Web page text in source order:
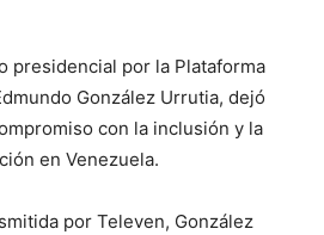
presidencial por la Plataforma
González Urrutia, dejó
con la inclusión y la
en Venezuela.
por Televen, González